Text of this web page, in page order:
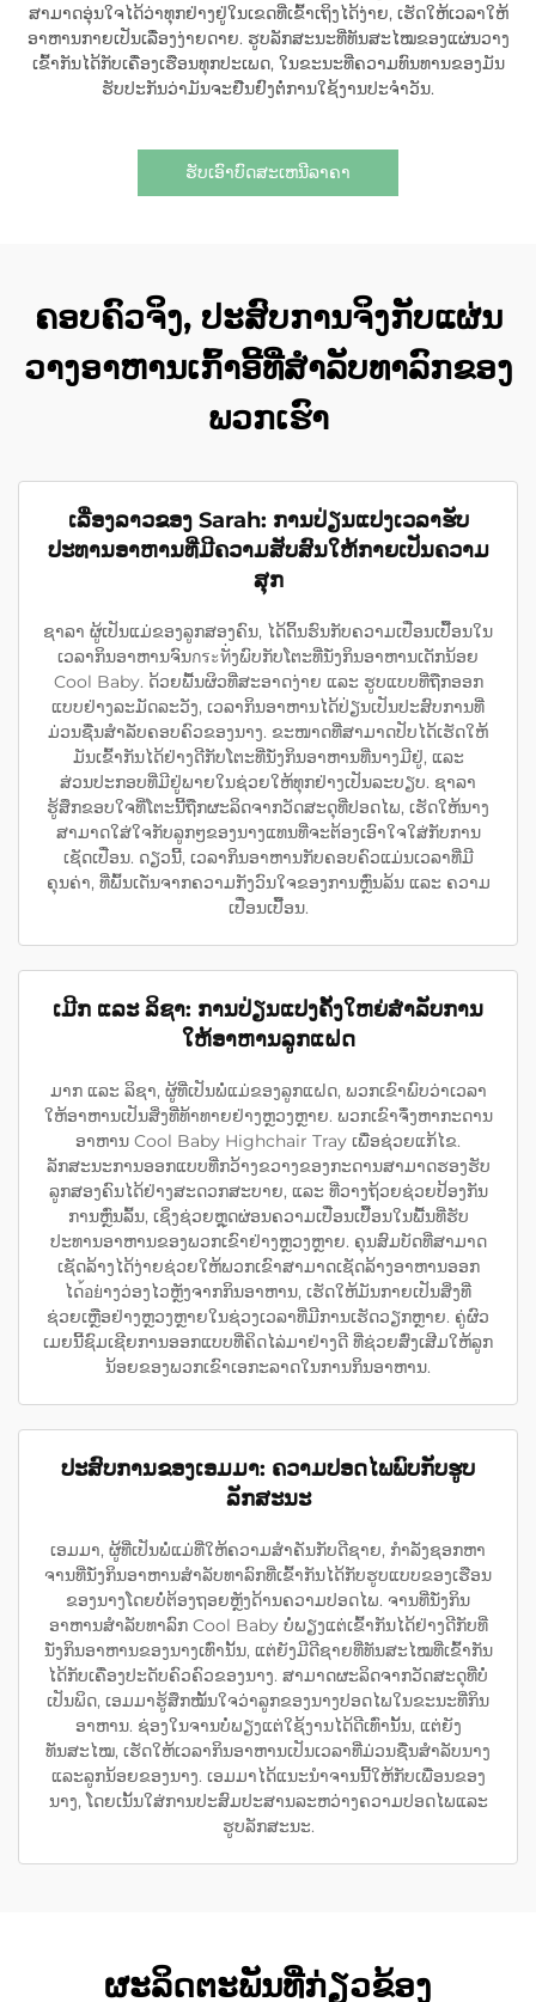
ສາມາດອຸ່ນໃຈໄດ້ວ່າທຸກຢ່າງຢູ່ໃນເຂດທີ່ເຂົ້າເຖິງໄດ້ງ່າຍ, ເຮັດໃຫ້ເວລາໃຫ້
ອາຫານກາຍເປັນເລື່ອງງ່າຍດາຍ. ຮູບລັກສະນະທີ່ທັນສະໄໝຂອງແຜ່ນວາງ
ເຂົ້າກັນໄດ້ກັບເຄື່ອງເຮືອນທຸກປະເພດ, ໃນຂະນະທີ່ຄວາມທົນທານຂອງມັນ
ຮັບປະກັນວ່າມັນຈະຢືນຢົງຕໍ່ການໃຊ້ງານປະຈຳວັນ.
ຮັບເອົາບົດສະເຫນີລາຄາ
ຄອບຄົວຈິງ, ປະສົບການຈິງກັບແຜ່ນ
ວາງອາຫານເກົ້າອີ້ທີ່ສຳລັບທາລົກຂອງ
ພວກເຮົາ
ເລື່ອງລາວຂອງ Sarah: ການປ່ຽນແປງເວລາຮັບ
ປະທານອາຫານທີ່ມີຄວາມສັບສົນໃຫ້ກາຍເປັນຄວາມ
ສຸກ
ຊາລາ ຜູ້ເປັນແມ່ຂອງລູກສອງຄົນ, ໄດ້ດິ້ນຮົນກັບຄວາມເປື່ອນເປື້ອນໃນ
ເວລາກິນອາຫານຈົນกระทັ່ງພົບກັບໂຕະທີ່ນັ່ງກິນອາຫານເດັກນ້ອຍ
Cool Baby. ດ້ວຍພື້ນຜິວທີ່ສະອາດງ່າຍ ແລະ ຮູບແບບທີ່ຖືກອອກ
ແບບຢ່າງລະມັດລະວັງ, ເວລາກິນອາຫານໄດ້ປ່ຽນເປັນປະສົບການທີ່
ມ່ວນຊື່ນສຳລັບຄອບຄົວຂອງນາງ. ຂະໜາດທີ່ສາມາດປັບໄດ້ເຮັດໃຫ້
ມັນເຂົ້າກັນໄດ້ຢ່າງດີກັບໂຕະທີ່ນັ່ງກິນອາຫານທີ່ນາງມີຢູ່, ແລະ
ສ່ວນປະກອບທີ່ມີຢູ່ພາຍໃນຊ່ວຍໃຫ້ທຸກຢ່າງເປັນລະບຽບ. ຊາລາ
ຮູ້ສຶກຂອບໃຈທີ່ໂຕະນີ້ຖືກຜະລິດຈາກວັດສະດຸທີ່ປອດໄພ, ເຮັດໃຫ້ນາງ
ສາມາດໃສ່ໃຈກັບລູກໆຂອງນາງແທນທີ່ຈະຕ້ອງເອົາໃຈໃສ່ກັບການ
ເຊັດເປື່ອນ. ດຽວນີ້, ເວລາກິນອາຫານກັບຄອບຄົວແມ່ນເວລາທີ່ມີ
ຄຸນຄ່າ, ທີ່ພົ້ນເດັ່ນຈາກຄວາມກັງວົນໃຈຂອງການຫຼົ່ນລ້ນ ແລະ ຄວາມ
ເປື່ອນເປື້ອນ.
ເມີກ ແລະ ລິຊາ: ການປ່ຽນແປງຄັ້ງໃຫຍ່ສຳລັບການ
ໃຫ້ອາຫານລູກແຝດ
ມາກ ແລະ ລິຊາ, ຜູ້ທີ່ເປັນພໍ່ແມ່ຂອງລູກແຝດ, ພວກເຂົາພົບວ່າເວລາ
ໃຫ້ອາຫານເປັນສິ່ງທີ່ທ້າທາຍຢ່າງຫຼວງຫຼາຍ. ພວກເຂົາຈຶ່ງຫາກະດານ
ອາຫານ Cool Baby Highchair Tray ເພື່ອຊ່ວຍແກ້ໄຂ.
ລັກສະນະການອອກແບບທີ່ກວ້າງຂວາງຂອງກະດານສາມາດຮອງຮັບ
ລູກສອງຄົນໄດ້ຢ່າງສະດວກສະບາຍ, ແລະ ທີ່ວາງຖ້ວຍຊ່ວຍປ້ອງກັນ
ການຫຼົ່ນລົ້ນ, ເຊິ່ງຊ່ວຍຫຼຸດຜ່ອນຄວາມເປື່ອນເປື້ອນໃນພື້ນທີ່ຮັບ
ປະທານອາຫານຂອງພວກເຂົາຢ່າງຫຼວງຫຼາຍ. ຄຸນສົມບັດທີ່ສາມາດ
ເຊັດລ້າງໄດ້ງ່າຍຊ່ວຍໃຫ້ພວກເຂົາສາມາດເຊັດລ້າງອາຫານອອກ
ໄດ้อย່າງວ່ອງໄວຫຼັງຈາກກິນອາຫານ, ເຮັດໃຫ້ມັນກາຍເປັນສິ່ງທີ່
ຊ່ວຍເຫຼືອຢ່າງຫຼວງຫຼາຍໃນຊ່ວງເວລາທີ່ມີການເຮັດວຽກຫຼາຍ. ຄູ່ຜົວ
ເມຍນີ້ຊົມເຊີຍການອອກແບບທີ່ຄິດໄລ່ມາຢ່າງດີ ທີ່ຊ່ວຍສົ່ງເສີມໃຫ້ລູກ
ນ້ອຍຂອງພວກເຂົາເອກະລາດໃນການກິນອາຫານ.
ປະສົບການຂອງເອມມາ: ຄວາມປອດໄພພົບກັບຮູບ
ລັກສະນະ
ເອມມາ, ຜູ້ທີ່ເປັນພໍ່ແມ່ທີ່ໃຫ້ຄວາມສຳຄັນກັບດີຊາຍ, ກຳລັງຊອກຫາ
ຈານທີ່ນັ່ງກິນອາຫານສຳລັບທາລົກທີ່ເຂົ້າກັນໄດ້ກັບຮູບແບບຂອງເຮືອນ
ຂອງນາງໂດຍບໍ່ຕ້ອງຖອຍຫຼັງດ້ານຄວາມປອດໄພ. ຈານທີ່ນັ່ງກິນ
ອາຫານສຳລັບທາລົກ Cool Baby ບໍ່ພຽງແຕ່ເຂົ້າກັນໄດ້ຢ່າງດີກັບທີ່
ນັ່ງກິນອາຫານຂອງນາງເທົ່ານັ້ນ, ແຕ່ຍັງມີດີຊາຍທີ່ທັນສະໄໝທີ່ເຂົ້າກັນ
ໄດ້ກັບເຄື່ອງປະດັບຄົວຄົວຂອງນາງ. ສາມາດຜະລິດຈາກວັດສະດຸທີ່ບໍ່
ເປັນພິດ, ເອມມາຮູ້ສຶກໝັ້ນໃຈວ່າລູກຂອງນາງປອດໄພໃນຂະນະທີ່ກິນ
ອາຫານ. ຊ່ອງໃນຈານບໍ່ພຽງແຕ່ໃຊ້ງານໄດ້ດີເທົ່ານັ້ນ, ແຕ່ຍັງ
ທັນສະໄໝ, ເຮັດໃຫ້ເວລາກິນອາຫານເປັນເວລາທີ່ມ່ວນຊື່ນສຳລັບນາງ
ແລະລູກນ້ອຍຂອງນາງ. ເອມມາໄດ້ແນະນຳຈານນີ້ໃຫ້ກັບເພື່ອນຂອງ
ນາງ, ໂດຍເນັ້ນໃສ່ການປະສົມປະສານລະຫວ່າງຄວາມປອດໄພແລະ
ຮູບລັກສະນະ.
ຜະລິດຕະພັນທີ່ກ່ຽວຂ້ອງ